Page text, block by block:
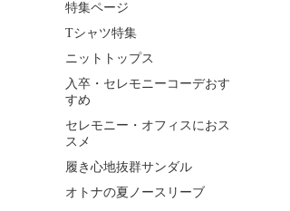
特集ページ
Tシャツ特集
ニットトップス
入卒・セレモニーコーデおす
すめ
セレモニー・オフィスにおス
スメ
履き心地抜群サンダル
オトナの夏ノースリーブ